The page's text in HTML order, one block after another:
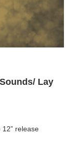
Lay
release